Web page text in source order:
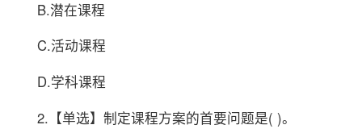
B.潜在课程
C.活动课程
D.学科课程
2.【单选】制定课程方案的首要问题是( )。